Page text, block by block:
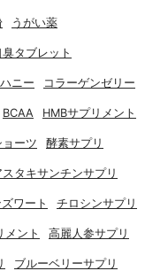
うがい薬
臭タブレット
ニー コラーゲンゼリー
BCAA HMBサプリメント
ーツ 酵素サプリ
スタキサンチンサプリ
ワート チロシンサプリ
メント 高麗人参サプリ
ブルーベリーサプリ